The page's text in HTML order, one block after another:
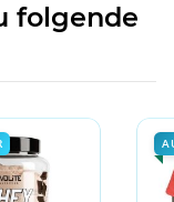
folgende